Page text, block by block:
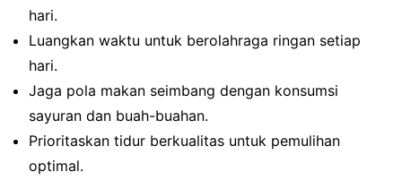
hari.
Luangkan waktu untuk berolahraga ringan setiap
hari.
Jaga pola makan seimbang dengan konsumsi
sayuran dan buah-buahan.
Prioritaskan tidur berkualitas untuk pemulihan
optimal.